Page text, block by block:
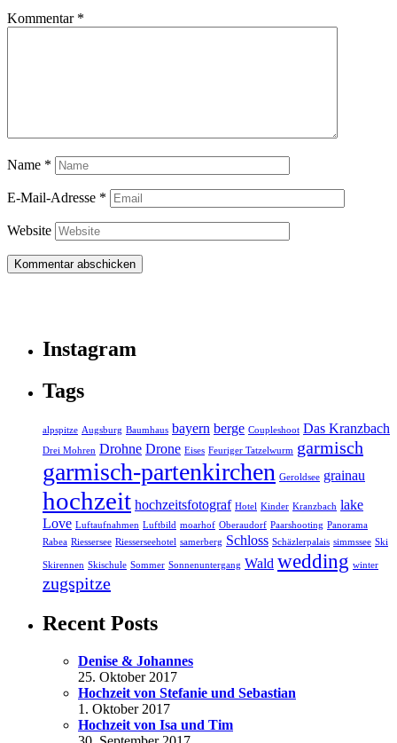
Kommentar *
Name *
E-Mail-Adresse *
Website
Instagram
Tags
alpspitze Augsburg Baumhaus bayern berge Coupleshoot Das Kranzbach
Drei Mohren Drohne Drone Eises Feuriger Tatzelwurm garmisch
garmisch-partenkirchen Geroldsee grainau
hochzeit hochzeitsfotograf Hotel Kinder Kranzbach lake
Love Luftaufnahmen Luftbild moarhof Oberaudorf Paarshooting Panorama
Rabea Riessersee Riesserseehotel samerberg Schloss Schäzlerpalais simmssee Ski
Skirennen Skischule Sommer Sonnenuntergang Wald wedding winter
zugspitze
Recent Posts
Denise & Johannes
25. Oktober 2017
Hochzeit von Stefanie und Sebastian
1. Oktober 2017
Hochzeit von Isa und Tim